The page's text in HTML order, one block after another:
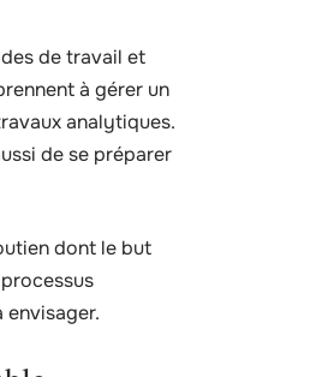
de travail et
à gérer un
analytiques.
de se préparer
dont le but
envisager.